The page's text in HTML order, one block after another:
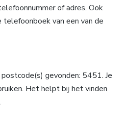
of adres. Ook
van een van de
gevonden: 5451. Je
Het helpt bij het vinden